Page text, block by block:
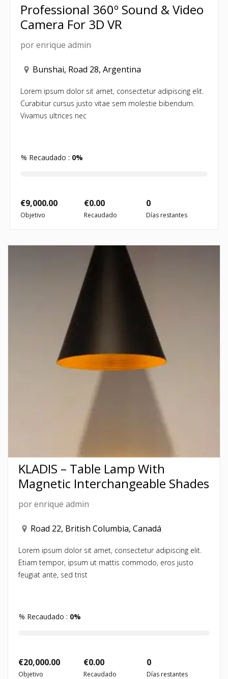
Professional 360º Sound & Video
Camera For 3D VR
porenrique admin
Bunshai, Road 28, Argentina
Lorem ipsum dolor sit amet, consectetur adipiscing elit.
Curabitur cursus justo vitae sem molestie bibendum.
Vivamus ultrices nec
% Recaudado : 0%
€9,000.00
Objetivo
0
Días restantes
€0.00
Recaudado
KLADIS – Table Lamp With
Magnetic Interchangeable Shades
porenrique admin
Road 22, British Columbia, Canadá
Lorem ipsum dolor sit amet, consectetur adipiscing elit.
Etiam tempor, ipsum ut mattis commodo, eros justo
feugiat ante, sed trist
% Recaudado : 0%
€20,000.00
Objetivo
0
Días restantes
€0.00
Recaudado